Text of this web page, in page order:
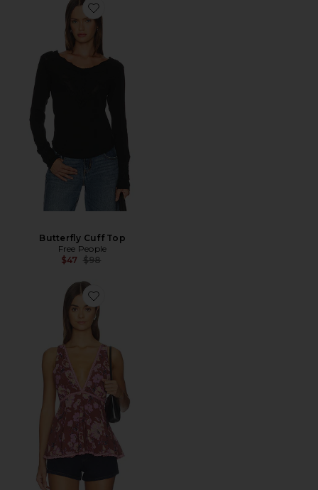
Butterfly Cuff Top
Free People
$47 Precio anterior:
$98